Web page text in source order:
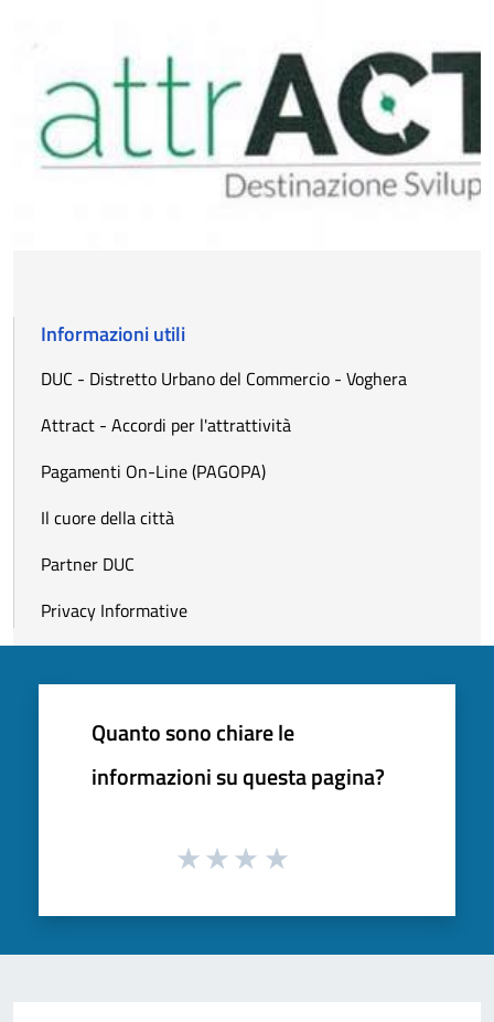
Informazioni utili
DUC - Distretto Urbano del Commercio - Voghera
Attract - Accordi per l'attrattività
Pagamenti On-Line (PAGOPA)
Il cuore della città
Partner DUC
Privacy Informative
Quanto sono chiare le
informazioni su questa pagina?